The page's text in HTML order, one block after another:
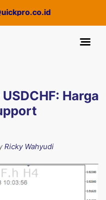
Harga
Ricky Wahyudi